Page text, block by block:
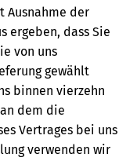
Ausnahme der
ergeben, dass Sie
von uns
gewählt
binnen vierzehn
dem die
Vertrages bei uns
verwenden wir